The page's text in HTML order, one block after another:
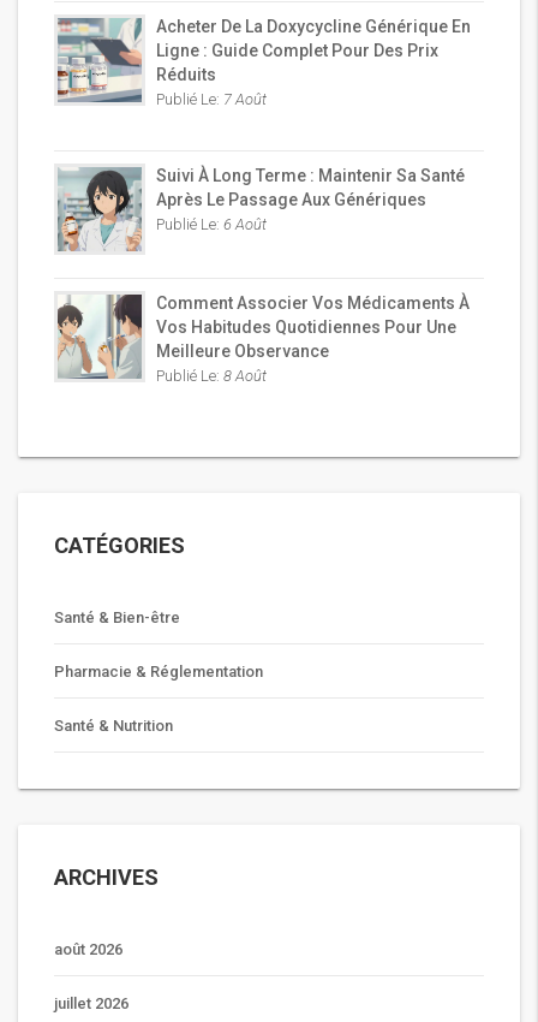
Acheter De La Doxycycline Générique En
Ligne : Guide Complet Pour Des Prix
Réduits
Publié Le: 7 Août
Suivi À Long Terme : Maintenir Sa Santé
Après Le Passage Aux Génériques
Publié Le: 6 Août
Comment Associer Vos Médicaments À
Vos Habitudes Quotidiennes Pour Une
Meilleure Observance
Publié Le: 8 Août
CATÉGORIES
Santé & Bien-être
Pharmacie & Réglementation
Santé & Nutrition
ARCHIVES
août 2026
juillet 2026